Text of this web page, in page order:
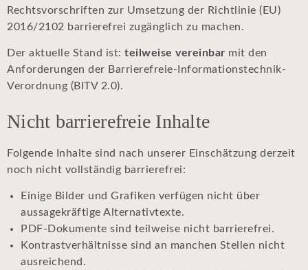
Rechtsvorschriften zur Umsetzung der Richtlinie (EU)
2016/2102 barrierefrei zugänglich zu machen.
Der aktuelle Stand ist: teilweise vereinbar mit den
Anforderungen der Barrierefreie-Informationstechnik-
Verordnung (BITV 2.0).
Nicht barrierefreie Inhalte
Folgende Inhalte sind nach unserer Einschätzung derzeit
noch nicht vollständig barrierefrei:
Einige Bilder und Grafiken verfügen nicht über
aussagekräftige Alternativtexte.
PDF-Dokumente sind teilweise nicht barrierefrei.
Kontrastverhältnisse sind an manchen Stellen nicht
ausreichend.